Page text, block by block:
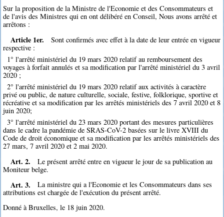
Sur la proposition de la Ministre de l'Economie et des Consommateurs et
de l'avis des Ministres qui en ont délibéré en Conseil, Nous avons arrêté et
arrêtons :
Article 1er.
Sont confirmés avec effet à la date de leur entrée en vigueur
respective :
1° l'arrêté ministériel du 19 mars 2020 relatif au remboursement des
voyages à forfait annulés et sa modification par l'arrêté ministériel du 3 avril
2020 ;
2° l'arrêté ministériel du 19 mars 2020 relatif aux activités à caractère
privé ou public, de nature culturelle, sociale, festive, folklorique, sportive et
récréative et sa modification par les arrêtés ministériels des 7 avril 2020 et 8
juin 2020;
3° l'arrêté ministériel du 23 mars 2020 portant des mesures particulières
dans le cadre la pandémie de SRAS-CoV-2 basées sur le livre XVIII du
Code de droit économique et sa modification par les arrêtés ministériels des
27 mars, 7 avril 2020 et 2 mai 2020.
Art. 2.
Le présent arrêté entre en vigueur le jour de sa publication au
Moniteur belge.
Art. 3.
La ministre qui a l'Economie et les Consommateurs dans ses
attributions est chargée de l'exécution du présent arrêté.
Donné à Bruxelles, le 18 juin 2020.